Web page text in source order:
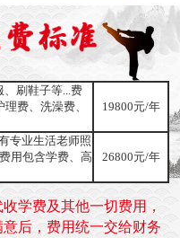
刷鞋子等...费
费、洗澡费、
19800元/年
专业生活老师照
用包含学费、高
26800元/年
学费及其他一切费用，
后，费用统一交给财务